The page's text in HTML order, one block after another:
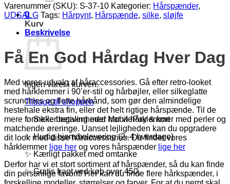
0
Kurv
Ingen varer i kurven.
Tilbage til shoppen
✨ Sikker betaling med MobilePay & kort
✨ Hurtig hjemmelevering (2–4 hverdage)
✨ Kærligt pakket med omtanke
✨ Gratis fragt ved køb over 450,-
Varenummer (SKU): S-37-10 Kategorier: Hårspænder,
UDSALG Tags: Hårpynt, Hårspænde, silke, sløjfe
Beskrivelse
Få En God Hårdag Hver Dag
Med vores udvalg af håraccessories. Gå efter retro-looket
med hårklemmer i 90’er-stil og hårbøjler, eller silkeglatte
scrunchies og flotte hårbånd, som gør den almindelige
hestehale ekstra fin, eller det helt rigtige hårspænde. Til de
mere formelle begivenheder har vi hårklemmer med perler og
matchende øreringe. Uanset lejligheden kan du opgradere
dit look med disse håraccessories. Du finder vores
hårklemmer lige her og vores hårspænder lige her
Derfor har vi et stort sortiment af hårspænder, så du kan finde
din personlige favorit! Her kan du finde flere hårkspænder, i